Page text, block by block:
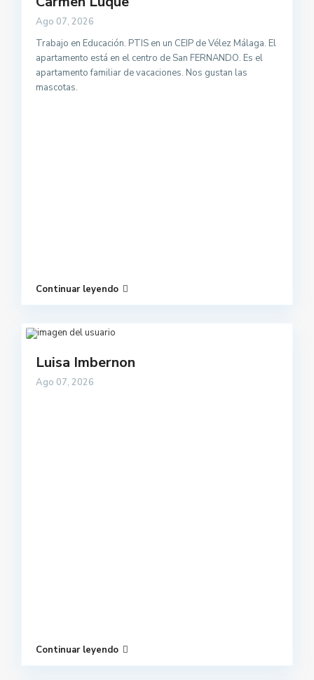
Ago 07, 2026
Trabajo en Educación. PTIS en un CEIP de Vélez Málaga. El
apartamento está en el centro de San FERNANDO. Es el
apartamento familiar de vacaciones. Nos gustan las
mascotas.
Continuar leyendo
Luisa Imbernon
Ago 07, 2026
Continuar leyendo